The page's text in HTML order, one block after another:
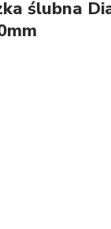
ślubna